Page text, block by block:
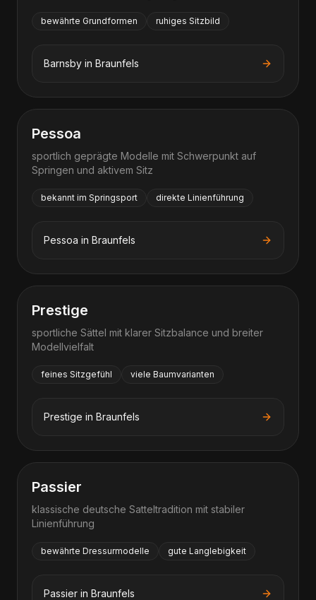
bewährte Grundformen ruhiges Sitzbild
Barnsby in Braunfels
Pessoa
sportlich geprägte Modelle mit Schwerpunkt auf
Springen und aktivem Sitz
bekannt im Springsport direkte Linienführung
Pessoa in Braunfels
Prestige
sportliche Sättel mit klarer Sitzbalance und breiter
Modellvielfalt
feines Sitzgefühl viele Baumvarianten
Prestige in Braunfels
Passier
klassische deutsche Satteltradition mit stabiler
Linienführung
bewährte Dressurmodelle gute Langlebigkeit
Passier in Braunfels